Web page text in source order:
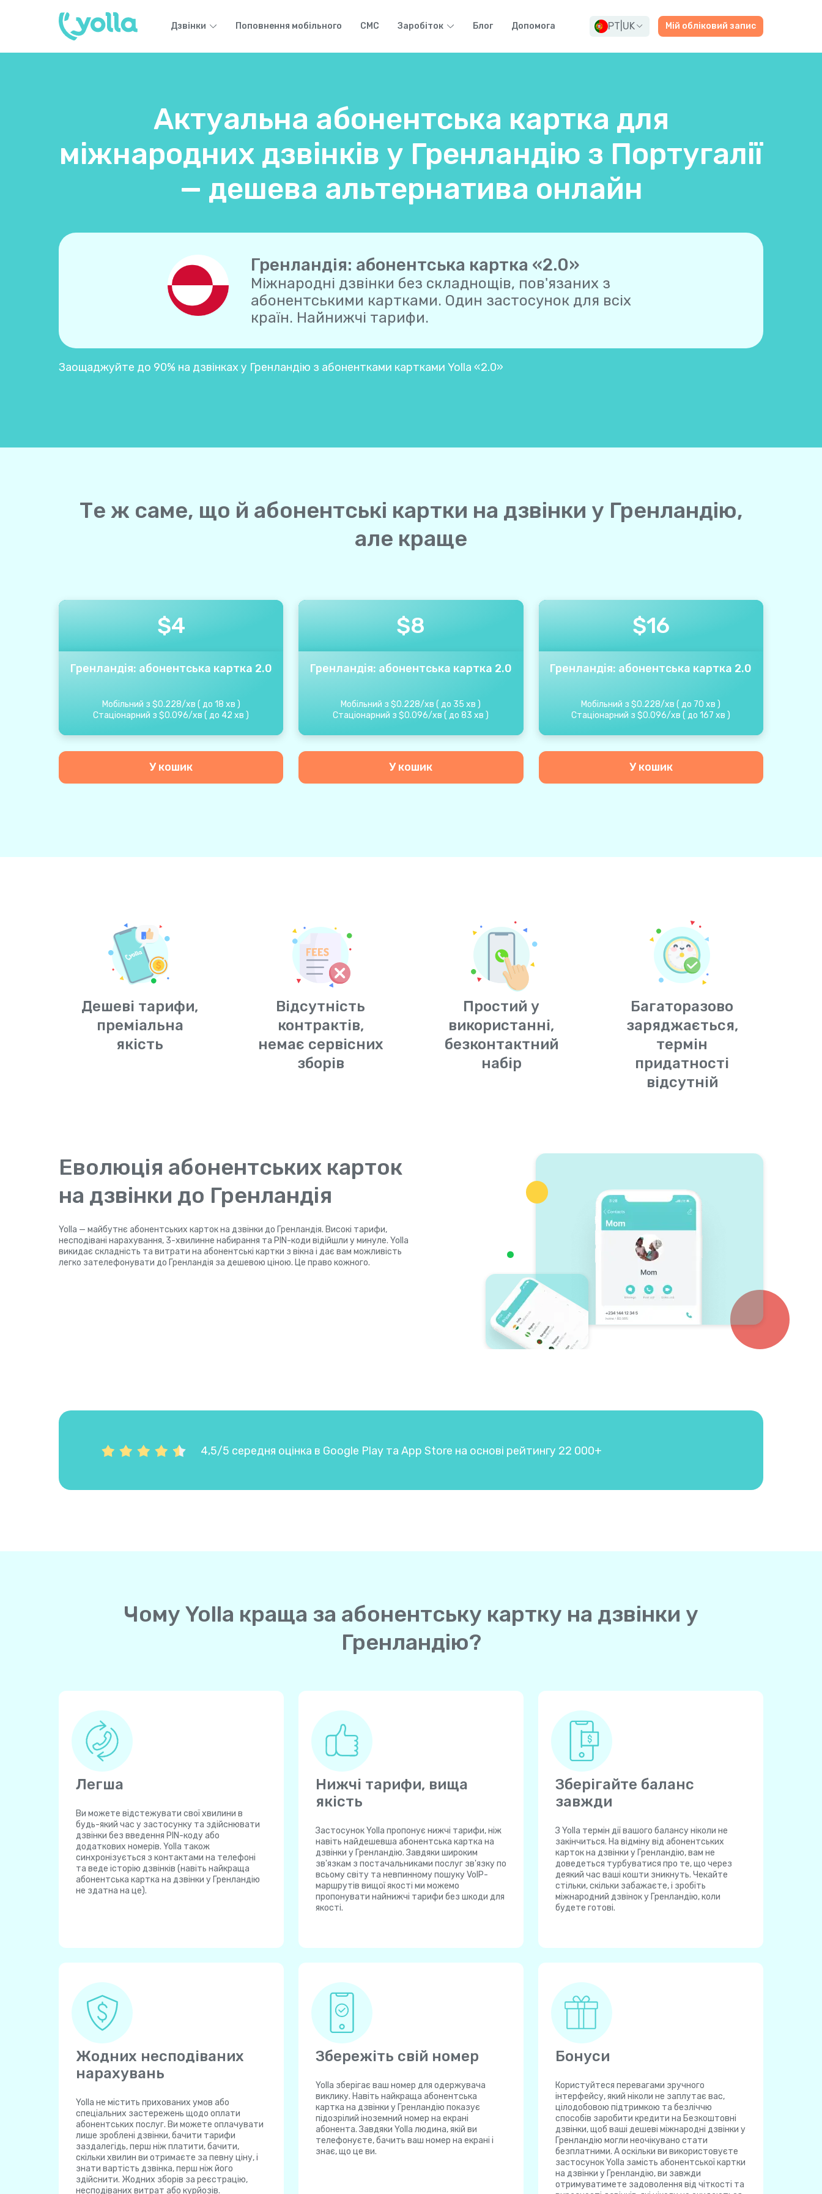
Дзвінки Поповнення мобільного СМС Заробіток Блог Допомога PT UK Мій обліковий запис
Актуальна абонентська картка для
міжнародних дзвінків у Гренландію з Португалії
— дешева альтернатива онлайн
Гренландія: абонентська картка «2.0»
Міжнародні дзвінки без складнощів, пов'язаних з
абонентськими картками. Один застосунок для всіх
країн. Найнижчі тарифи.
Заощаджуйте до 90% на дзвінках у Гренландію з абонентками картками Yolla «2.0»
Те ж саме, що й абонентські картки на дзвінки у Гренландію,
але краще
$4
Гренландія: абонентська картка 2.0
Мобільний з $0.228/хв ( до 18 хв )
Стаціонарний з $0.096/хв (до 42 хв )
У кошик
$8
Гренландія: абонентська картка 2.0
Мобільний з $0.228/хв (до 35 хв )
Стаціонарний з $0.096/хв (до 83 хв )
У кошик
$16
Гренландія: абонентська картка 2.0
Мобільний з $0.228/хв (до 70 хв )
Стаціонарний з $0.096/хв (до 167 хв )
У кошик
Дешеві тарифи,
преміальна
якість
Відсутність
контрактів,
немає сервісних
зборів
Простий у
використанні,
безконтактний
набір
Багаторазово
заряджається,
термін
придатності
відсутній
Еволюція абонентських карток
на дзвінки до Гренландія
Yolla — майбутнє абонентських карток на дзвінки до Гренландія. Високі тарифи,
несподівані нарахування, 3-хвилинне набирання та PIN-коди відійшли у минуле. Yolla
викидає складність та витрати на абонентські картки з вікна і дає вам можливість
легко зателефонувати до Гренландія за дешевою ціною. Це право кожного.
4,5/5 середня оцінка в Google Play та App Store на основі рейтингу 22 000+
Чому Yolla краща за абонентську картку на дзвінки у
Гренландію?
Легша
Ви можете відстежувати свої хвилини в
будь-який час у застосунку та здійснювати
дзвінки без введення PIN-коду або
додаткових номерів. Yolla також
синхронізується з контактами на телефоні
та веде історію дзвінків (навіть найкраща
абонентська картка на дзвінки у Гренландію
не здатна на це).
Нижчі тарифи, вища
якість
Застосунок Yolla пропонує нижчі тарифи, ніж
навіть найдешевша абонентська картка на
дзвінки у Гренландію. Завдяки широким
зв'язкам з постачальниками послуг зв'язку по
всьому світу та невпинному пошуку VoIP-
маршрутів вищої якості ми можемо
пропонувати найнижчі тарифи без шкоди для
якості.
Зберігайте баланс
завжди
З Yolla термін дії вашого балансу ніколи не
закінчиться. На відміну від абонентських
карток на дзвінки у Гренландію, вам не
доведеться турбуватися про те, що через
деякий час ваші кошти зникнуть. Чекайте
стільки, скільки забажаєте, і зробіть
міжнародний дзвінок у Гренландію, коли
будете готові.
Жодних несподіваних
нарахувань
Yolla не містить прихованих умов або
спеціальних застережень щодо оплати
абонентських послуг. Ви можете оплачувати
лише зроблені дзвінки, бачити тарифи
заздалегідь, перш ніж платити, бачити,
скільки хвилин ви отримаєте за певну ціну, і
знати вартість дзвінка, перш ніж його
здійснити. Жодних зборів за реєстрацію,
несподіваних витрат або курйозів.
Збережіть свій номер
Yolla зберігає ваш номер для одержувача
виклику. Навіть найкраща абонентська
картка на дзвінки у Гренландію показує
підозрілий іноземний номер на екрані
абонента. Завдяки Yolla людина, якій ви
телефонуєте, бачить ваш номер на екрані і
знає, що це ви.
Бонуси
Користуйтеся перевагами зручного
інтерфейсу, який ніколи не заплутає вас,
цілодобовою підтримкою та безліччю
способів заробити кредити на Безкоштовні
дзвінки, щоб ваші дешеві міжнародні дзвінки у
Гренландію могли неочікувано стати
безплатними. А оскільки ви використовуєте
застосунок Yolla замість абонентської картки
на дзвінки у Гренландію, ви завжди
отримуватимете задоволення від чіткості та